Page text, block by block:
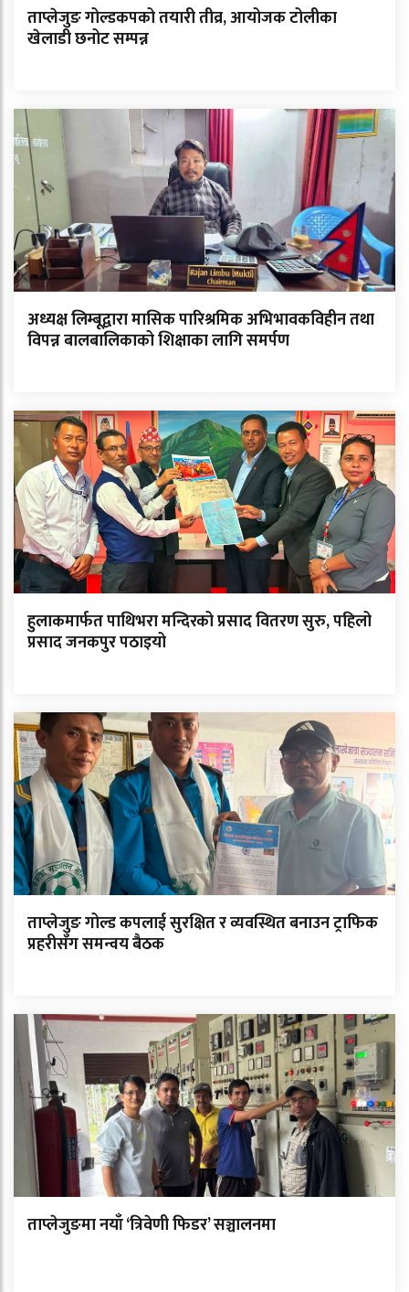
ताप्लेजुङ गोल्डकपको तयारी तीव्र, आयोजक टोलीका
खेलाडी छनोट सम्पन्न
अध्यक्ष लिम्बूद्वारा मासिक पारिश्रमिक अभिभावकविहीन तथा
विपन्न बालबालिकाको शिक्षाका लागि समर्पण
हुलाकमार्फत पाथिभरा मन्दिरको प्रसाद वितरण सुरु, पहिलो
प्रसाद जनकपुर पठाइयो
ताप्लेजुङ गोल्ड कपलाई सुरक्षित र व्यवस्थित बनाउन ट्राफिक
प्रहरीसँग समन्वय बैठक
ताप्लेजुङमा नयाँ ‘त्रिवेणी फिडर’ सञ्चालनमा